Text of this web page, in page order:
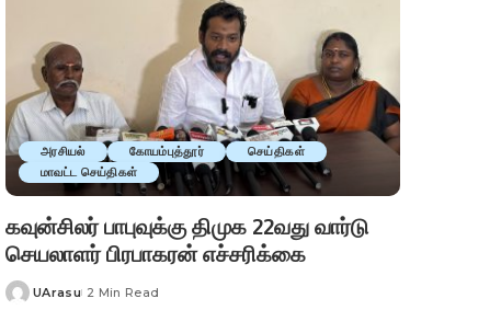
அரசியல் கோயம்புத்தூர்
செய்திகள்
மாவட்ட செய்திகள்
கவுன்சிலர் பாபுவுக்கு திமுக 22வது வார்டு
செயலாளர் பிரபாகரன் எச்சரிக்கை
Posted
UArasu 2 Min Read